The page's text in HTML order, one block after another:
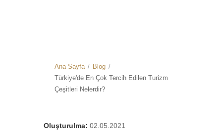
Ana Sayfa / Blog /
Türkiye'de En Çok Tercih Edilen Turizm
Çeşitleri Nelerdir?
Oluşturulma: 02.05.2021